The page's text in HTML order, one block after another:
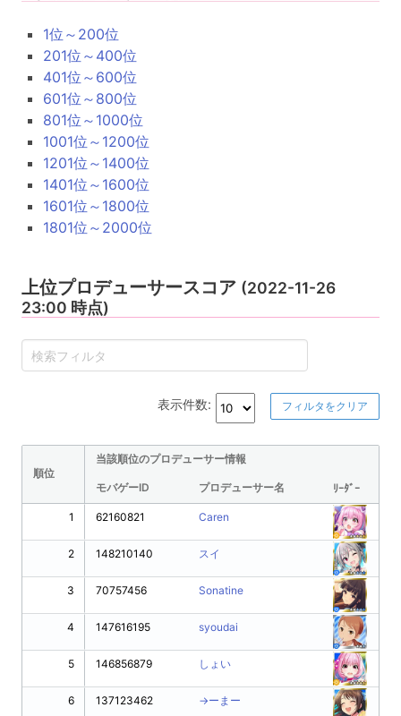
1位～200位
201位～400位
401位～600位
601位～800位
801位～1000位
1001位～1200位
1201位～1400位
1401位～1600位
1601位～1800位
1801位～2000位
上位プロデューサースコア (2022-11-26
23:00 時点)
表示件数: フィルタをクリア
順位
当該順位のプロデューサー情報
モバゲーID プロデューサー名 ﾘｰﾀﾞｰ
1
2
3
4
5
6
62160821 Caren
148210140 スイ
70757456 Sonatine
147616195 syoudai
146856879 しょい
137123462 →ーまー